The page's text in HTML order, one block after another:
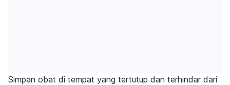
Simpan obat di tempat yang tertutup dan terhindar dari